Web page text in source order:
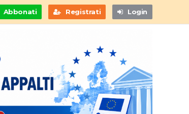
Abbonati Registrati Login